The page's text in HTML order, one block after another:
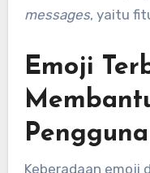
messages, yaitu
Emoji
Pengguna
Keberadaan emoji